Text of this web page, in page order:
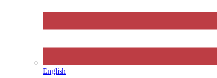
English